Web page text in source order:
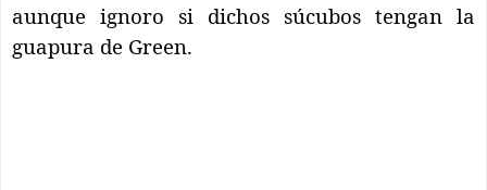
aunque ignoro si dichos súcubos tengan la
guapura de Green.